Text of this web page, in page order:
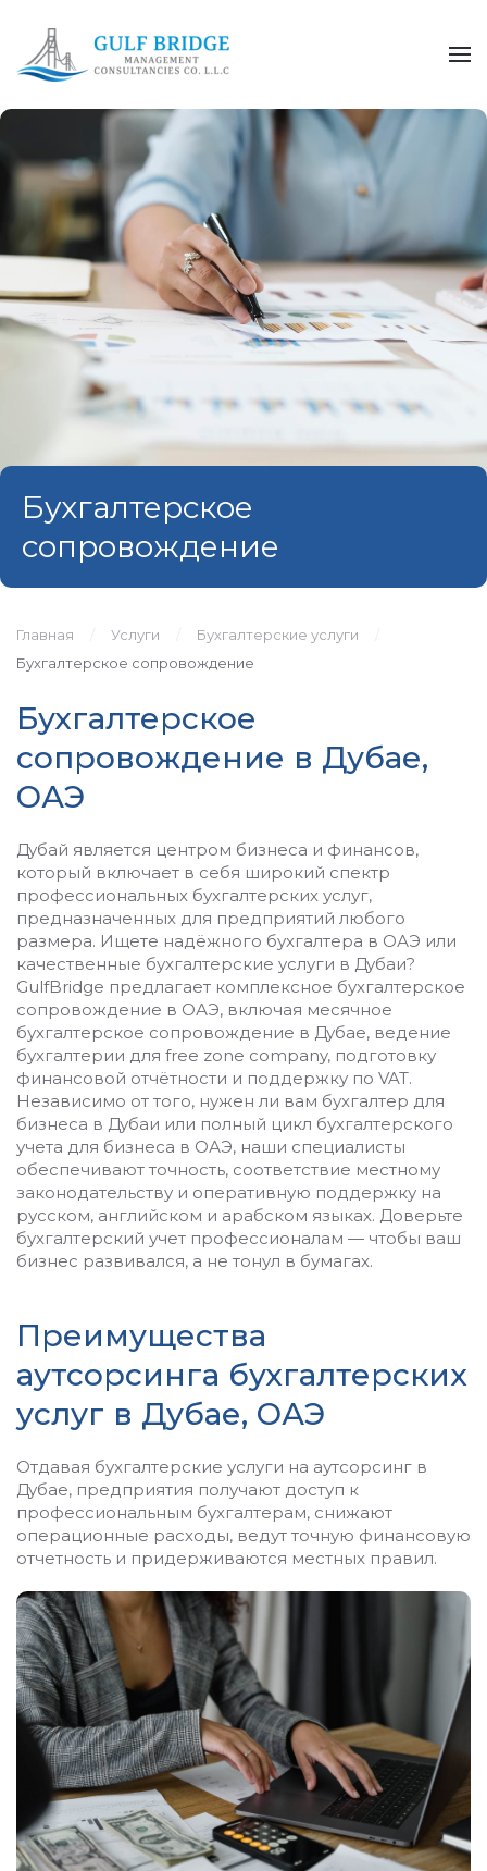
Skip to main content
Бухгалтерское
сопровождение
Главная Услуги
Бухгалтерские услуги
Бухгалтерское сопровождение
Бухгалтерское
сопровождение в Дубае,
ОАЭ
Дубай является центром бизнеса и финансов,
который включает в себя широкий спектр
профессиональных бухгалтерских услуг,
предназначенных для предприятий любого
размера. Ищете надёжного бухгалтера в ОАЭ или
качественные бухгалтерские услуги в Дубаи?
GulfBridge предлагает комплексное бухгалтерское
сопровождение в ОАЭ, включая месячное
бухгалтерское сопровождение в Дубае, ведение
бухгалтерии для free zone company, подготовку
финансовой отчётности и поддержку по VAT.
Независимо от того, нужен ли вам бухгалтер для
бизнеса в Дубаи или полный цикл бухгалтерского
учета для бизнеса в ОАЭ, наши специалисты
обеспечивают точность, соответствие местному
законодательству и оперативную поддержку на
русском, английском и арабском языках. Доверьте
бухгалтерский учет профессионалам — чтобы ваш
бизнес развивался, а не тонул в бумагах.
Преимущества
аутсорсинга бухгалтерских
услуг в Дубае, ОАЭ
Отдавая бухгалтерские услуги на аутсорсинг в
Дубае, предприятия получают доступ к
профессиональным бухгалтерам, снижают
операционные расходы, ведут точную финансовую
отчетность и придерживаются местных правил.